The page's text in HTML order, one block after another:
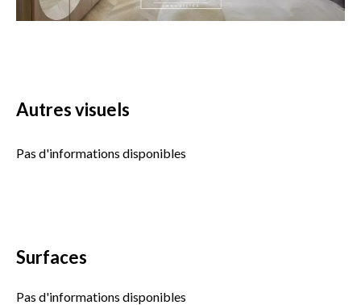
Autres visuels
Pas d'informations disponibles
Surfaces
Pas d'informations disponibles